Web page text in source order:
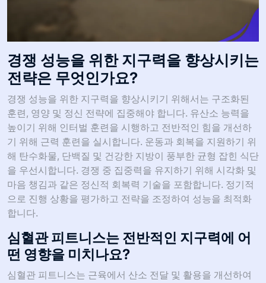
경쟁 성능을 위한 지구력을 향상시키는
전략은 무엇인가요?
경쟁 성능을 위한 지구력을 향상시키기 위해서는 구조화된
훈련, 영양 및 정신 전략에 집중해야 합니다. 유산소 능력을
높이기 위해 인터벌 훈련을 시행하고 전반적인 힘을 개선하
기 위해 근력 훈련을 실시합니다. 운동과 회복을 지원하기 위
해 탄수화물, 단백질 및 건강한 지방이 풍부한 균형 잡힌 식단
을 우선시합니다. 경쟁 중 집중력을 유지하기 위해 시각화 및
마음 챙김과 같은 정신적 회복력 기술을 포함합니다. 정기적
으로 진행 상황을 평가하고 전략을 조정하여 성능을 최적화
합니다.
심혈관 피트니스는 전반적인 지구력에 어
떤 영향을 미치나요?
심혈관 피트니스는 근육에서 산소 전달 및 활용을 개선하여